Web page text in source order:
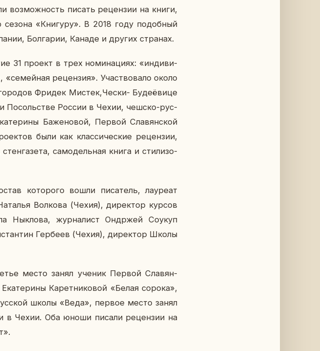
воз­мож­ность писать ре­цен­зии на книги,
«Кни­гу­ру». В 2018 году по­доб­ный
Бол­га­рии, Канаде и других стра­нах.
31 проект в трех но­ми­на­ци­ях: «ин­ди­ви­
«се­мей­ная ре­цен­зия». Участ­во­ва­ло около
Фридек Мистек,Чески- Бу­де­ёви­це
По­соль­стве России в Чехии, чешско-рус­
Ба­же­но­вой, Первой Сла­вян­ской
были как клас­си­че­ские ре­цен­зии,
са­мо­дель­ная книга и сти­ли­зо­
ко­то­ро­го вошли пи­са­тель, ла­у­ре­ат
Вол­ко­ва (Чехия), ди­рек­тор курсов
Нык­ло­ва, жур­на­лист Он­др­жей Соукуп
Гер­бе­ев (Чехия), ди­рек­тор Школы
место занял ученик Первой Сла­вян­
Ка­рет­ни­ко­вой «Белая сорока»,
школы «Веда», первое место занял
Чехии. Оба юноши писали ре­цен­зии на